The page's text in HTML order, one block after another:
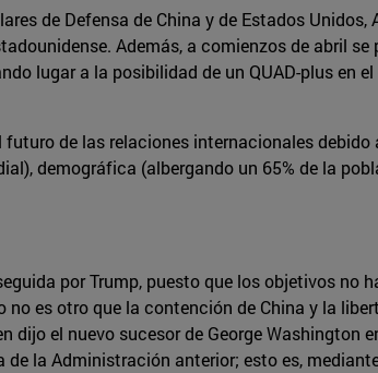
de Defensa de China y de Estados Unidos,
Además, a comienzos de abril
lugar a la posibilidad de un QUAD-plus en
de las relaciones internacionales
demográfica (albergando un 65% de la
por Trump, puesto que los objetivos no
es otro que la contención de China y la
el nuevo sucesor de George Washington
de la Administración anterior; esto es,